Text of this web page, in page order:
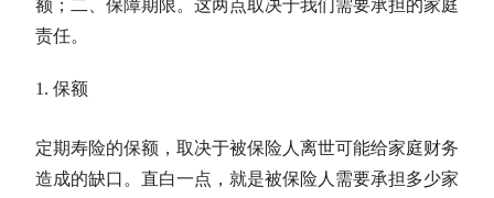
额；二、保障期限。这两点取决于我们需要承担的家庭
责任。
保额
定期寿险的保额，取决于被保险人离世可能给家庭财务
造成的缺口。直白一点，就是被保险人需要承担多少家